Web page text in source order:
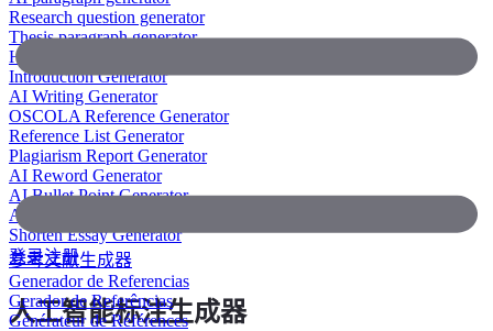
Research question generator
Thesis paragraph generator
Hypothesis generator
Introduction Generator
AI Writing Generator
OSCOLA Reference Generator
Reference List Generator
Plagiarism Report Generator
AI Reword Generator
AI Bullet Point Generator
AI Legal Writing Generator
Shorten Essay Generator
参考文献生成器
Generador de Referencias
Gerador de Referências
Générateur de Références
登录注册
人工智能标注生成器